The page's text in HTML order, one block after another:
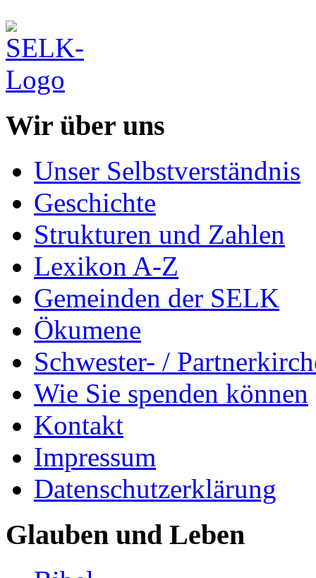
Wir über uns
Unser Selbstverständnis
Geschichte
Strukturen und Zahlen
Lexikon A-Z
Gemeinden der SELK
Ökumene
Schwester- /
Wie Sie spenden können
Kontakt
Impressum
Datenschutzerklärung
Glauben und Leben